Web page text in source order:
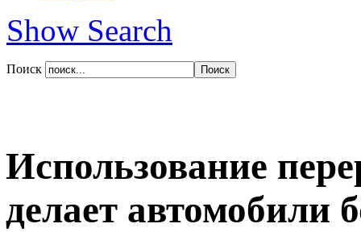
Show Search
Поиск
Использование
делает автомобили